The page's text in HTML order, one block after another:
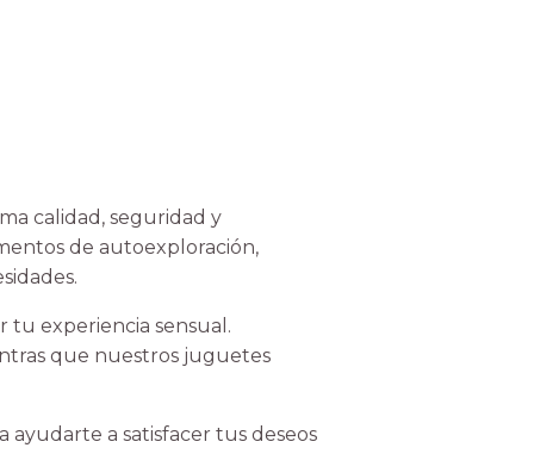
calidad, seguridad y
de autoexploración,
tu experiencia sensual.
que nuestros juguetes
ayudarte a satisfacer tus deseos